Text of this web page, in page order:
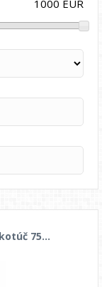
1000 EUR
75...